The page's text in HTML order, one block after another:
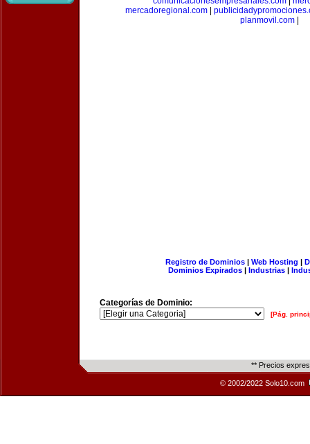
mercadoregional.com
planmovil.com|
Registro de Dominios| Web Hosting |
Dominios Expirados | Industrias |
Categorías de Dominio:
[Pág.
** Precios
© 2002/2022 Solo10.com